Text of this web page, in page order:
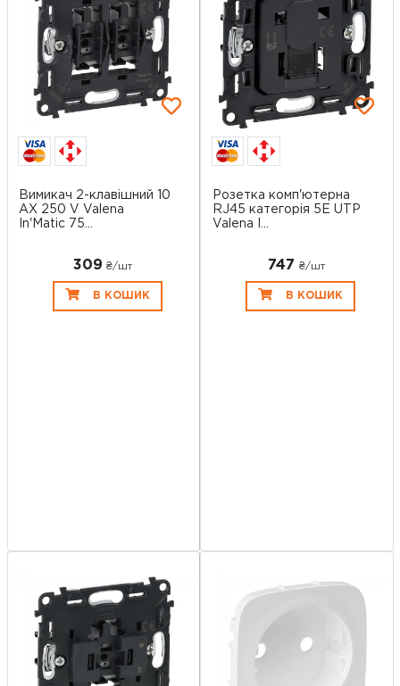
Вимикач 2-клавішний 10
AX 250 V Valena
In'Matic 75...
309 ₴/шт
В КОШИК
Розетка комп'ютерна
RJ45 категорія 5E UTP
Valena I...
747 ₴/шт
В КОШИК